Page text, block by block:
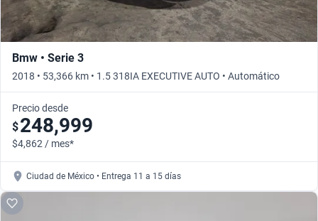
Bmw • Serie 3
2018 • 53,366 km • 1.5 318IA EXECUTIVE AUTO • Automático
Precio desde
$248,999
$4,862 / mes*
Ciudad de México • Entrega 11 a 15 días